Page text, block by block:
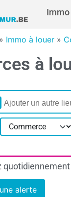
Immo
» Immo à louer »
à
alerte